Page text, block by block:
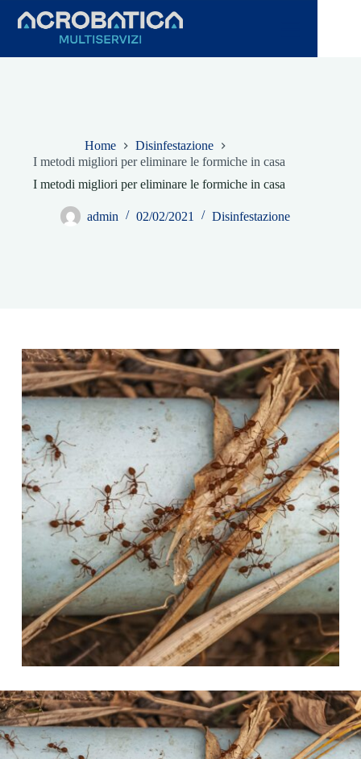
Home
Disinfestazione
I metodi migliori per eliminare le formiche in casa
I metodi migliori per eliminare le formiche in casa
admin 02/02/2021 Disinfestazione